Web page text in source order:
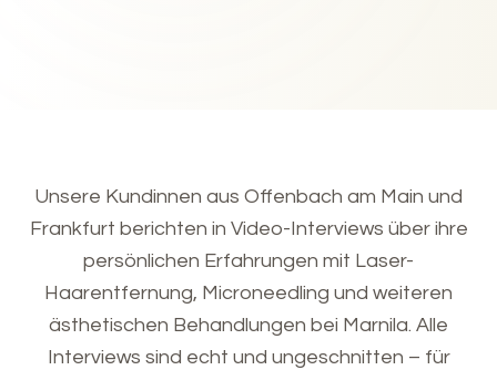
Unsere Kundinnen aus Offenbach am Main und
Frankfurt berichten in Video-Interviews über ihre
persönlichen Erfahrungen mit Laser-
Haarentfernung, Microneedling und weiteren
ästhetischen Behandlungen bei Marnila. Alle
Interviews sind echt und ungeschnitten – für